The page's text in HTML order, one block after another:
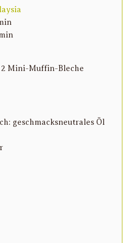
2 Mini-Muffin-Bleche
geschmacksneutrales Öl